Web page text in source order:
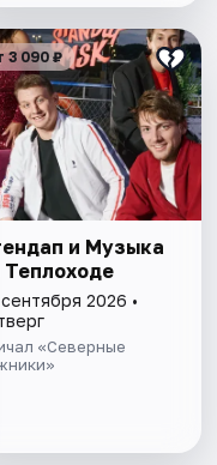
3 090 ₽
и Музыка
Теплоходе
2026 •
«Северные